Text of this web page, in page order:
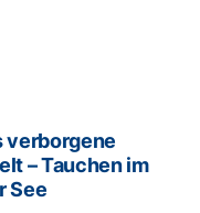
verborgene
– Tauchen im
See